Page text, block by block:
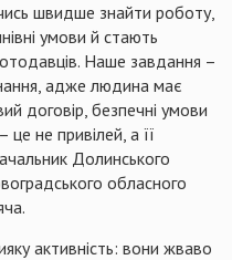
швидше знайти роботу,
умови й стають
Наше завдання –
адже людина має
договір, безпечні умови
не привілей, а її
Долинського
обласного
активність: вони жваво